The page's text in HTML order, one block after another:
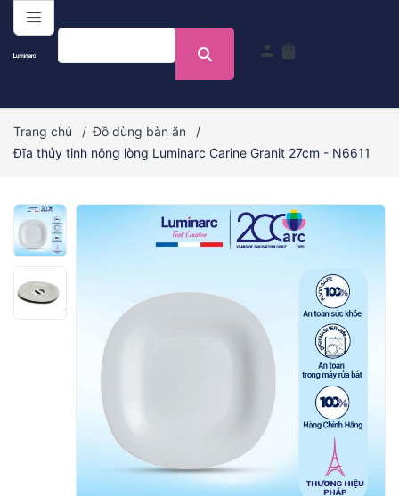
menu
person shopping_bag
Trang chủ / Đồ dùng bàn ăn
/
Đĩa thủy tinh nông lòng Luminarc Carine Granit 27cm - N6611